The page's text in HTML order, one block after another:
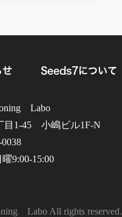
せ Seeds7について
Labo
目1-45 小嶋ビル1F-N
9:00-15:00
Labo All rights reserved.